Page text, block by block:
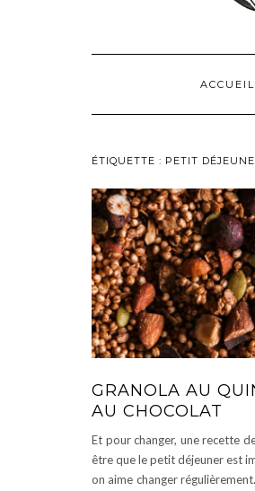
ACCUEIL
ÉTIQUETTE : PETIT
GRANOLA AU
AU CHOCOLAT
Et pour changer, une recette
être que le petit déjeuner est
on aime changer